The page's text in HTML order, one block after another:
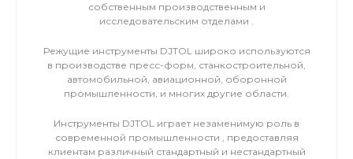
собственным производственным и
исследовательским отделами .
Режущие инструменты DJTOL широко используются
в производстве пресс-форм, станкостроительной,
автомобильной, авиационной, оборонной
промышленности, и многих другие области.
Инструменты DJTOL играет незаменимую роль в
современной промышленности , предоставляя
клиентам различный стандартный и нестандартный